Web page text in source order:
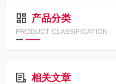
产品分类
PRODUCT CLASSIFICATION
相关文章